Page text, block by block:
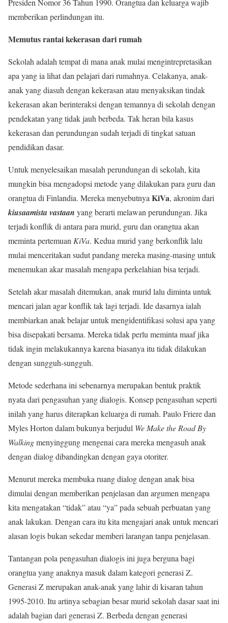
memberikan perlindungan itu.
Memutus rantai kekerasan dari rumah
Sekolah adalah tempat di mana anak mulai mengintrepretasikan
apa yang ia lihat dan pelajari dari rumahnya. Celakanya, anak-
anak yang diasuh dengan kekerasan atau menyaksikan tindak
kekerasan akan berinteraksi dengan temannya di sekolah dengan
pendekatan yang tidak jauh berbeda. Tak heran bila kasus
kekerasan dan perundungan sudah terjadi di tingkat satuan
pendidikan dasar.
Untuk menyelesaikan masalah perundungan di sekolah, kita
mungkin bisa mengadopsi metode yang dilakukan para guru dan
orangtua di Finlandia. Mereka menyebutnya KiVa, akronim dari
kiusaamista vastaan yang berarti melawan perundungan. Jika
terjadi konflik di antara para murid, guru dan orangtua akan
meminta pertemuan KiVa. Kedua murid yang berkonflik lalu
mulai menceritakan sudut pandang mereka masing-masing untuk
menemukan akar masalah mengapa perkelahian bisa terjadi.
Setelah akar masalah ditemukan, anak murid lalu diminta untuk
mencari jalan agar konflik tak lagi terjadi. Ide dasarnya ialah
membiarkan anak belajar untuk mengidentifikasi solusi apa yang
bisa disepakati bersama. Mereka tidak perlu meminta maaf jika
tidak ingin melakukannya karena biasanya itu tidak dilakukan
dengan sungguh-sungguh.
Metode sederhana ini sebenarnya merupakan bentuk praktik
nyata dari pengasuhan yang dialogis. Konsep pengasuhan seperti
inilah yang harus diterapkan keluarga di rumah. Paulo Friere dan
Myles Horton dalam bukunya berjudul We Make the Road By
Walkingmenyinggung mengenai cara mereka mengasuh anak
dengan dialog dibandingkan dengan gaya otoriter.
Menurut mereka membuka ruang dialog dengan anak bisa
dimulai dengan memberikan penjelasan dan argumen mengapa
kita mengatakan “tidak” atau “ya” pada sebuah perbuatan yang
anak lakukan. Dengan cara itu kita mengajari anak untuk mencari
alasan logis bukan sekedar memberi larangan tanpa penjelasan.
Tantangan pola pengasuhan dialogis ini juga berguna bagi
orangtua yang anaknya masuk dalam kategori generasi Z.
Generasi Z merupakan anak-anak yang lahir di kisaran tahun
1995-2010. Itu artinya sebagian besar murid sekolah dasar saat ini
adalah bagian dari generasi Z. Berbeda dengan generasi